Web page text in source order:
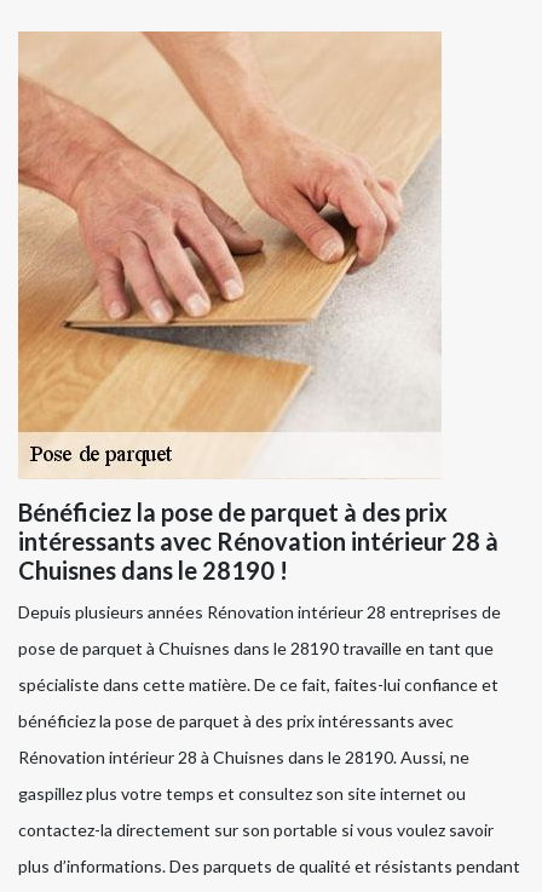
Bénéficiez la pose de parquet à des prix
intéressants avec Rénovation intérieur 28 à
Chuisnes dans le 28190 !
Depuis plusieurs années Rénovation intérieur 28 entreprises de
pose de parquet à Chuisnes dans le 28190 travaille en tant que
spécialiste dans cette matière. De ce fait, faites-lui confiance et
bénéficiez la pose de parquet à des prix intéressants avec
Rénovation intérieur 28 à Chuisnes dans le 28190. Aussi, ne
gaspillez plus votre temps et consultez son site internet ou
contactez-la directement sur son portable si vous voulez savoir
plus d’informations. Des parquets de qualité et résistants pendant